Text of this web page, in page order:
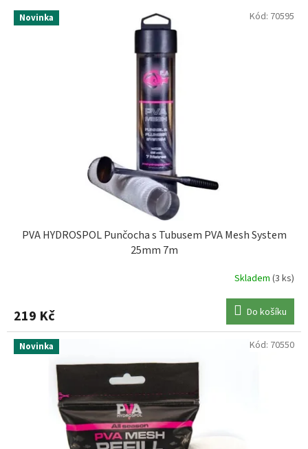
Novinka
PVA HYDROSPOL Punčocha s Tubusem PVA Mesh System
25mm 7m
Skladem (3 ks)
219 Kč Do košíku
Kód: 70595
Novinka Kód: 70550